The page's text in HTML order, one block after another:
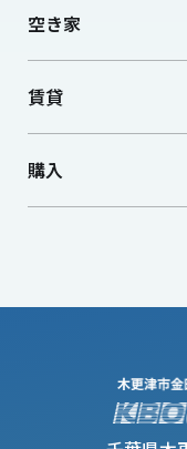
空き家
賃貸
購入